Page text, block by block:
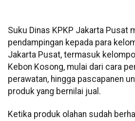
Suku Dinas KPKP Jakarta Pusat
pendampingan kepada para
Jakarta Pusat, termasuk
Kebon Kosong, mulai dari cara
perawatan, hingga pascapanen
produk yang bernilai jual.
Ketika produk olahan sudah